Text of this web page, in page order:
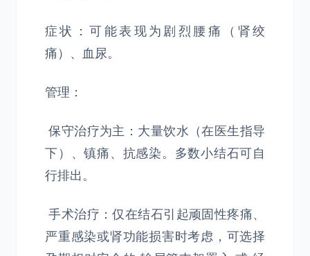
症状：可能表现为剧烈腰痛（肾绞
痛）、血尿。
管理：
保守治疗为主：大量饮水（在医生指导
下）、镇痛、抗感染。多数小结石可自
行排出。
手术治疗：仅在结石引起顽固性疼痛、
严重感染或肾功能损害时考虑，可选择